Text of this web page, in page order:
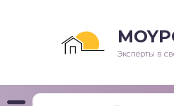
Эксперты в